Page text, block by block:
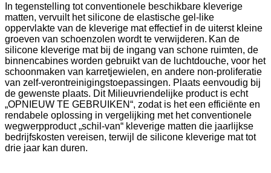
In tegenstelling tot conventionele beschikbare kleverige
matten, vervuilt het silicone de elastische gel-like
oppervlakte van de kleverige mat effectief in de uiterst kleine
groeven van schoenzolen wordt te verwijderen. Kan de
silicone kleverige mat bij de ingang van schone ruimten, de
binnencabines worden gebruikt van de luchtdouche, voor het
schoonmaken van karretjewielen, en andere non-proliferatie
van zelf-verontreinigingstoepassingen. Plaats eenvoudig bij
de gewenste plaats. Dit Milieuvriendelijke product is echt
„OPNIEUW TE GEBRUIKEN“, zodat is het een efficiënte en
rendabele oplossing in vergelijking met het conventionele
wegwerpproduct „schil-van“ kleverige matten die jaarlijkse
bedrijfskosten vereisen, terwijl de silicone kleverige mat tot
drie jaar kan duren.